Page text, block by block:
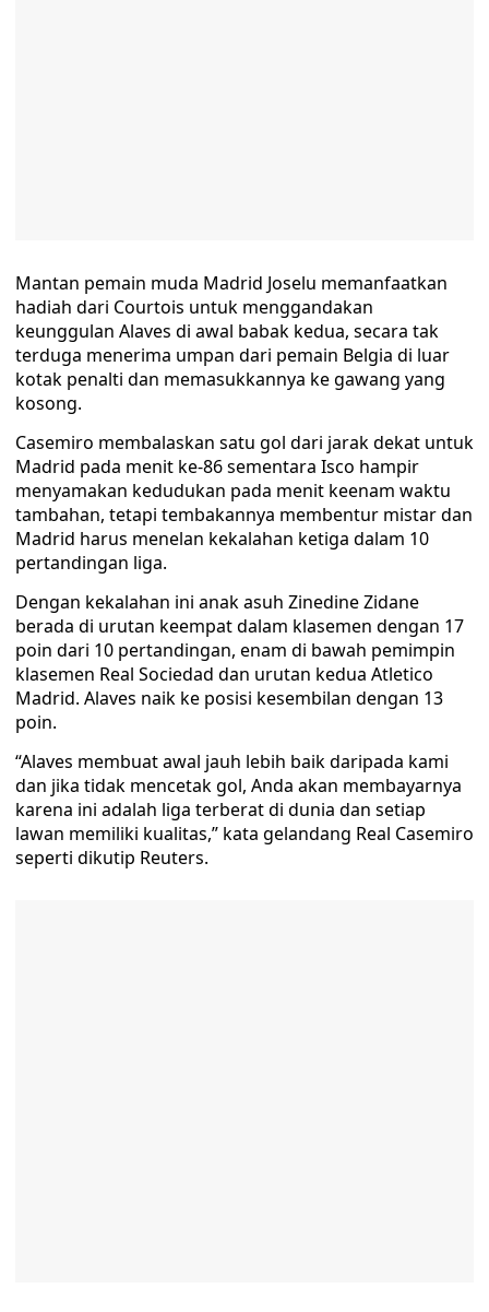
Mantan pemain muda Madrid Joselu memanfaatkan
hadiah dari Courtois untuk menggandakan
keunggulan Alaves di awal babak kedua, secara tak
terduga menerima umpan dari pemain Belgia di luar
kotak penalti dan memasukkannya ke gawang yang
kosong.
Casemiro membalaskan satu gol dari jarak dekat untuk
Madrid pada menit ke-86 sementara Isco hampir
menyamakan kedudukan pada menit keenam waktu
tambahan, tetapi tembakannya membentur mistar dan
Madrid harus menelan kekalahan ketiga dalam 10
pertandingan liga.
Dengan kekalahan ini anak asuh Zinedine Zidane
berada di urutan keempat dalam klasemen dengan 17
poin dari 10 pertandingan, enam di bawah pemimpin
klasemen Real Sociedad dan urutan kedua Atletico
Madrid. Alaves naik ke posisi kesembilan dengan 13
poin.
“Alaves membuat awal jauh lebih baik daripada kami
dan jika tidak mencetak gol, Anda akan membayarnya
karena ini adalah liga terberat di dunia dan setiap
lawan memiliki kualitas,” kata gelandang Real Casemiro
seperti dikutip Reuters.